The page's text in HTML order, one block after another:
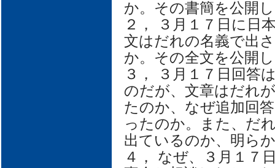
か。その書簡を公開
２， ３月１７日に日
文はだれの名義で出
か。その全文を公開
３， ３月１７日回答
のだが、文章はだれ
たのか、なぜ追加回
ったのか。また、だ
出ているのか、明ら
４， なぜ、３月１７